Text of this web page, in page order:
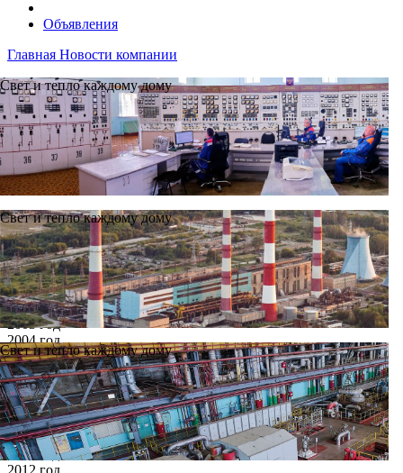
Объявления
Главная Новости компании
Свет и тепло каждому дому
Свет и тепло каждому дому
Свет и тепло каждому дому
Новости
Архив
Все годы
2002 год
2003 год
2004 год
2005 год
2006 год
2007 год
2008 год
2009 год
2010 год
2011 год
2012 год